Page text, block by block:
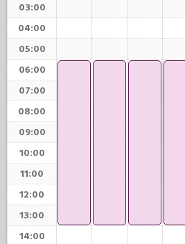
03:00
04:00
05:00
06:00
07:00
08:00
09:00
10:00
11:00
12:00
13:00
14:00